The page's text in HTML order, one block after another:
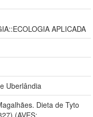
APLICADA
Uberlândia
Dieta de Tyto
(AVES: